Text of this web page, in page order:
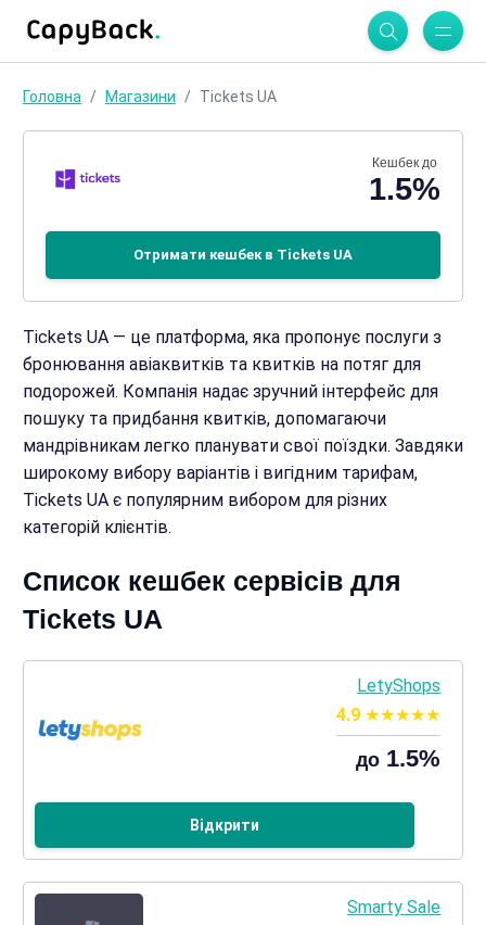
Головна Магазини Tickets UA
Кешбек до
1.5%
Отримати кешбек в Tickets UA
Tickets UA — це платформа, яка пропонує послуги з
бронювання авіаквитків та квитків на потяг для
подорожей. Компанія надає зручний інтерфейс для
пошуку та придбання квитків, допомагаючи
мандрівникам легко планувати свої поїздки. Завдяки
широкому вибору варіантів і вигідним тарифам,
Tickets UA є популярним вибором для різних
категорій клієнтів.
Список кешбек сервісів для
Tickets UA
LetyShops
4.9
до 1.5%
Відкрити
Smarty Sale